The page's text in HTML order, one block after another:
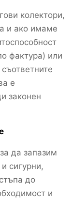
колектори,
и ако имаме
фактура) или
е
законен
да запазим
сигурни,
до
и